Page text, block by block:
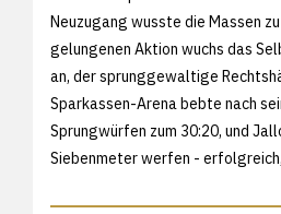
Neuzugang wusste die Massen
gelungenen Aktion wuchs das
an, der sprunggewaltige
Sparkassen-Arena bebte nach
Sprungwürfen zum 30:20, und
Siebenmeter werfen -